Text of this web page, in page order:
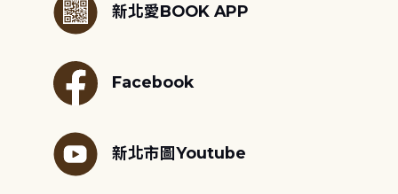
新北愛BOOK APP
Facebook
新北市圖Youtube